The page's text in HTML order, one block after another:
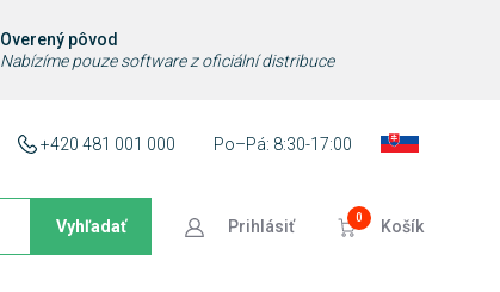
Overený pôvod
Nabízíme pouze software z oficiální distribuce
+420 481 001 000 Po–Pá: 8:30-17:00
Vyhľadať Prihlásiť 0 Košík